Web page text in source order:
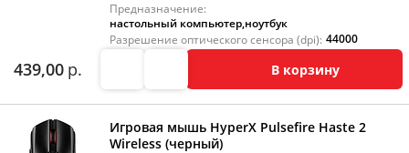
Предназначение:
настольный компьютер,ноутбук
Разрешение оптического сенсора (dpi): 44000
439,00 р. В корзину
Игровая мышь HyperX Pulsefire Haste 2
Wireless (черный)